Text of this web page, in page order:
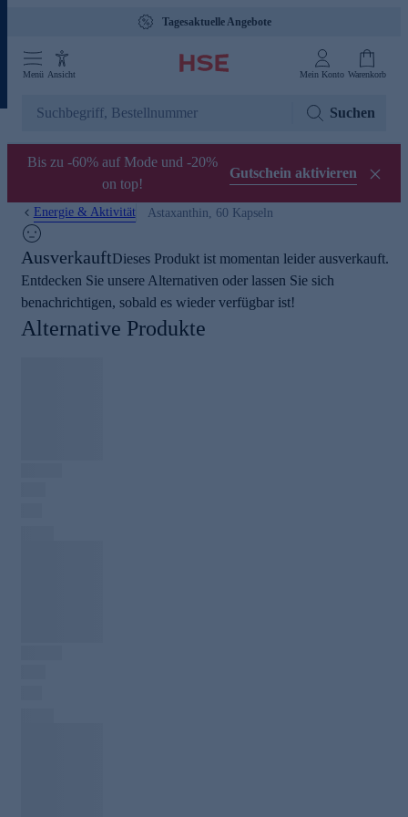
Tagesaktuelle Angebote
Menü Ansicht Mein Konto Warenkorb
Suchen
Bis zu -60% auf Mode und -20%
on top!
Gutschein aktivieren
Energie & Aktivität Astaxanthin, 60 Kapseln
AusverkauftDieses Produkt ist momentan leider ausverkauft.
Entdecken Sie unsere Alternativen oder lassen Sie sich
benachrichtigen, sobald es wieder verfügbar ist!
Alternative Produkte